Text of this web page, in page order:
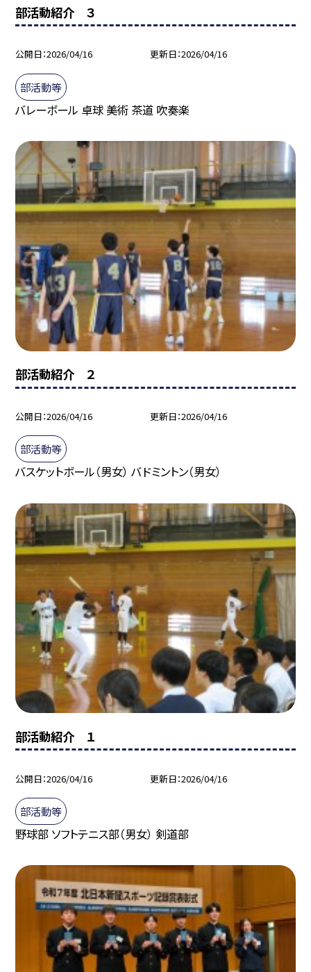
部活動紹介 ３
公開日 2026/04/16 更新日 2026/04/16
部活動等
バレーボール 卓球 美術 茶道 吹奏楽
部活動紹介 ２
公開日 2026/04/16 更新日 2026/04/16
部活動等
バスケットボール（男女） バドミントン（男女）
部活動紹介 １
公開日 2026/04/16 更新日 2026/04/16
部活動等
野球部 ソフトテニス部（男女） 剣道部